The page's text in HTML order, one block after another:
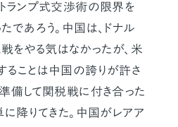
ランプ式交渉術の限界を
であろう。中国は、ドナル
戦をやる気はなかったが、米
ことは中国の誇りが許さ
備して関税戦に付き合った
に降りてきた。中国がレアア